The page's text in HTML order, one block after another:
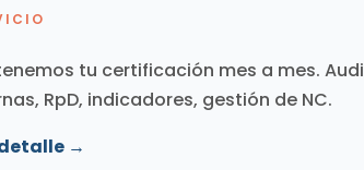
tu certificación mes a mes.
RpD, indicadores, gestión de NC.
→